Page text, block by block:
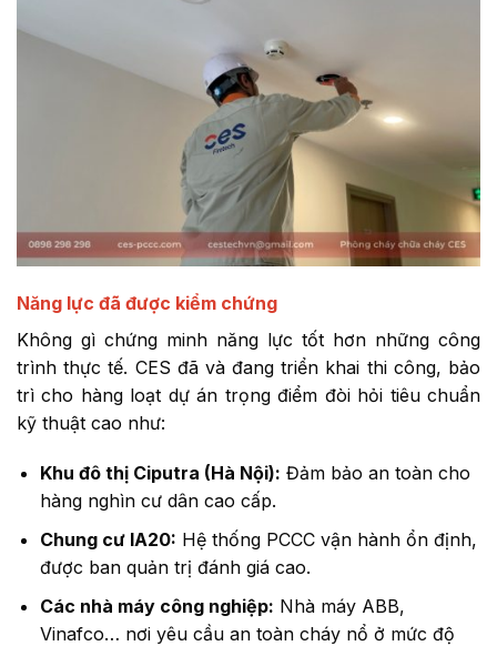
Năng lực đã được kiểm chứng
Không gì chứng minh năng lực tốt hơn những công
trình thực tế. CES đã và đang triển khai thi công, bảo
trì cho hàng loạt dự án trọng điểm đòi hỏi tiêu chuẩn
kỹ thuật cao như:
Khu đô thị Ciputra (Hà Nội): Đảm bảo an toàn cho
hàng nghìn cư dân cao cấp.
Chung cư IA20: Hệ thống PCCC vận hành ổn định,
được ban quản trị đánh giá cao.
Các nhà máy công nghiệp: Nhà máy ABB,
Vinafco… nơi yêu cầu an toàn cháy nổ ở mức độ